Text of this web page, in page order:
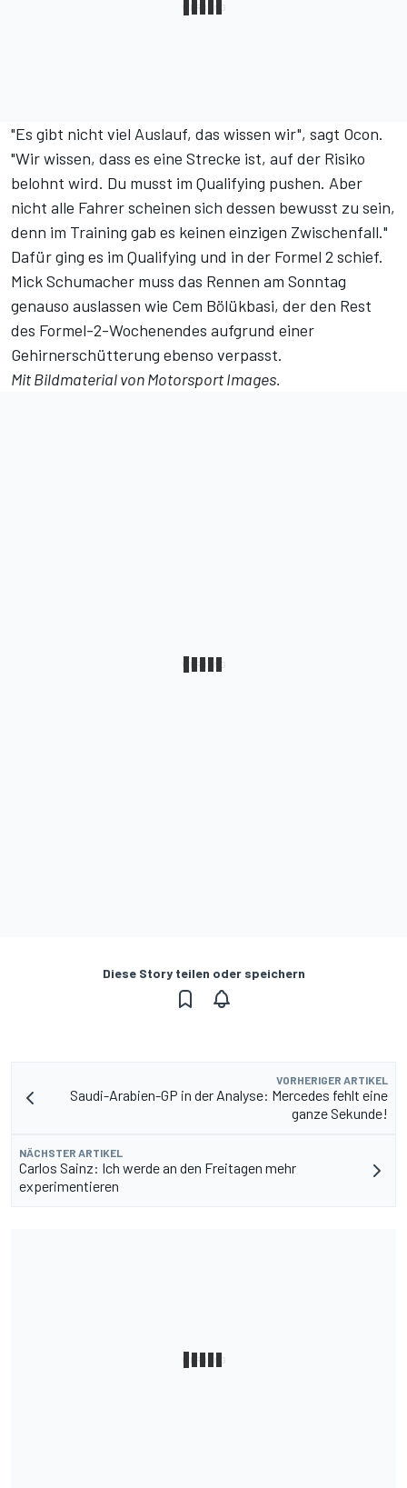
"Es gibt nicht viel Auslauf, das wissen wir", sagt Ocon.
"Wir wissen, dass es eine Strecke ist, auf der Risiko
belohnt wird. Du musst im Qualifying pushen. Aber
nicht alle Fahrer scheinen sich dessen bewusst zu sein,
denn im Training gab es keinen einzigen Zwischenfall."
Dafür ging es im Qualifying und in der Formel 2 schief.
Mick Schumacher muss das Rennen am Sonntag
genauso auslassen wie Cem Bölükbasi, der den Rest
des Formel-2-Wochenendes aufgrund einer
Gehirnerschütterung ebenso verpasst.
Mit Bildmaterial vonMotorsport Images.
Diese Story teilen oder speichern
VORHERIGER ARTIKEL
Saudi-Arabien-GP in der Analyse: Mercedes fehlt eine
ganze Sekunde!
NÄCHSTER ARTIKEL
Carlos Sainz: Ich werde an den Freitagen mehr
experimentieren